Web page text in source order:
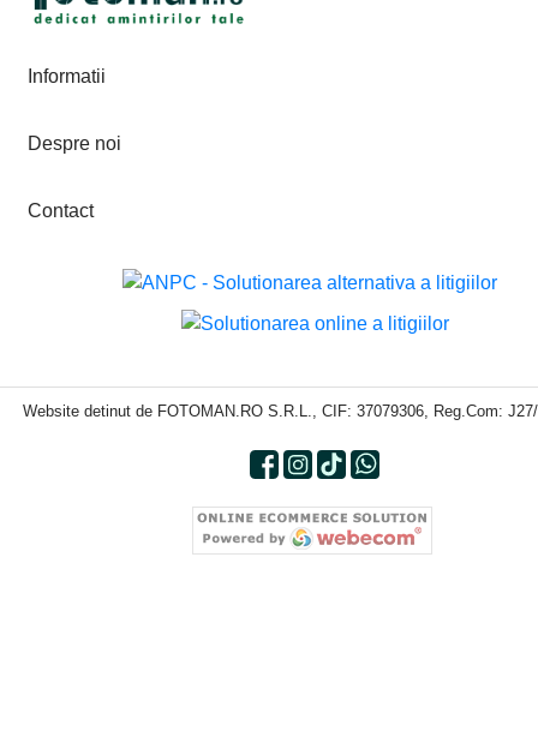
Informatii
Despre noi
Contact
Website detinut de FOTOMAN.RO S.R.L., CIF: 37079306, Reg.Com: